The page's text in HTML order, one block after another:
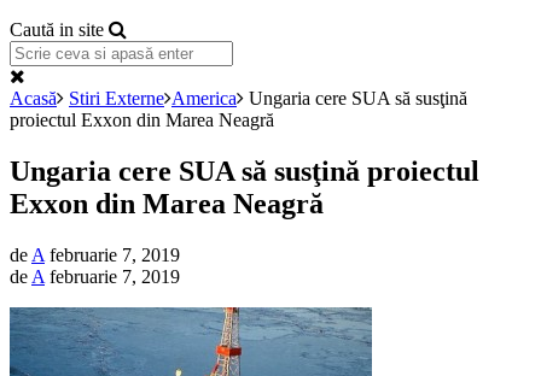
Caută in site
Acasă Stiri Externe America
Ungaria cere SUA să susţină
proiectul Exxon din Marea Neagră
Ungaria cere SUA să susţină proiectul
Exxon din Marea Neagră
de A februarie 7, 2019
de A februarie 7, 2019